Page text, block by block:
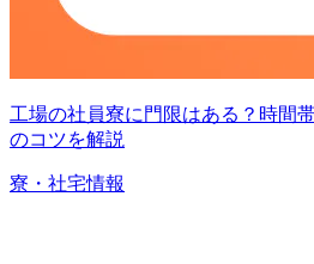
工場の社員寮に門限はある？時間
のコツを解説
寮・社宅情報